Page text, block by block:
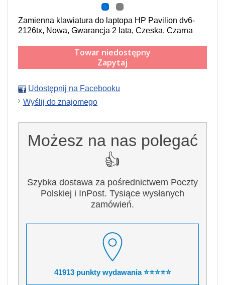
Zamienna klawiatura do laptopa HP Pavilion dv6-
2126tx, Nowa, Gwarancja 2 lata, Czeska, Czarna
Towar niedostępny
Zapytaj
Udostępnij na Facebooku
Wyślij do znajomego
Możesz na nas polegać
👍
Szybka dostawa za pośrednictwem Poczty
Polskiej i InPost. Tysiące wysłanych
zamówień.
41913 punkty wydawania ⭐⭐⭐⭐⭐